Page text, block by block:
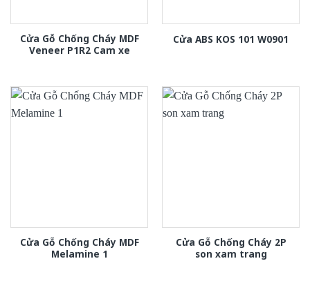
Cửa Gỗ Chống Cháy MDF
Veneer P1R2 Cam xe
Cửa ABS KOS 101 W0901
Cửa Gỗ Chống Cháy MDF
Melamine 1
Cửa Gỗ Chống Cháy 2P
son xam trang